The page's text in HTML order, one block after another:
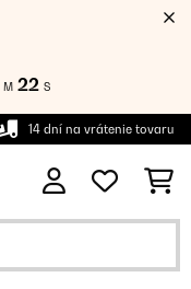
M 22 S
14 dní na vrátenie tovaru